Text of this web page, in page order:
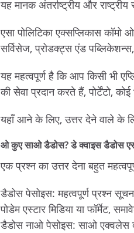
यह मानक अंतर्राष्ट्रीय और
एसा पोलिटिका एक्सप्लिकास
सर्विसेज, प्रोडक्ट्स एंड
यह महत्वपूर्ण है कि आप किसी भी
की सेवा प्रदान करते हैं, पोर्टेंटो,
यहाँ आने के लिए, उत्तर देने वाले के
ओ कुए साओ डैडोस? डे क्वाइस डैडोस
एक प्रश्न का उत्तर देना बहुत
डैडोस पेसोइस: महत्वपूर्ण प्रश्न
पोडेम एस्टार मिडिया या फॉर्मेट,
डैडोस नाओ पेसोइस: साओ एक्वलेस